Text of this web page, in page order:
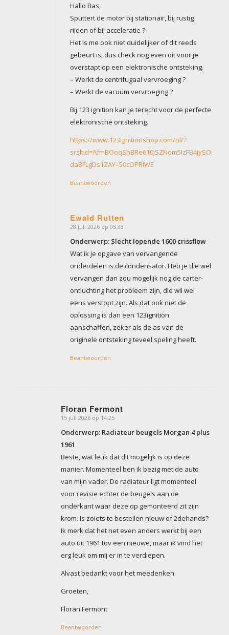
Hallo Bas,
Sputtert de motor bij stationair, bij rustig
rijden of bij acceleratie ?
Het is me ook niet duidelijker of dit reeds
gebeurt is, dus check nog even dit voor je
overstapt op een elektronische ontsteking.
– Werkt de centrifugaal vervroeging ?
– Werkt de vacuüm vervroeging ?
Bij 123 ignition kan je terecht voor de perfecte
elektronische ontsteking.
https://www.123ignitionshop.com/nl/?
srsltid=AfmBOoqShBRe610JSZNom5IzFB4jySOk-
daBFLgDs1ZAY–50cOPRlWE
Beantwoorden
Ewald Rutten
zegt:
28 juli 2026 op 05:38
Onderwerp: Slecht lopende 1600 crissflow
Wat ik je opgave van vervangende
onderdelen is de condensator. Heb je die wel
vervangen dan zou mogelijk nog de carter-
ontluchting het probleem zijn, die wil wel
eens verstopt zijn. Als dat ook niet de
oplossing is dan een 123ignition
aanschaffen, zeker als de as van de
originele ontsteking teveel speling heeft.
Beantwoorden
Floran Fermont
zegt:
15 juli 2026 op 14:25
Onderwerp: Radiateur beugels Morgan 4 plus
1961
Beste, wat leuk dat dit mogelijk is op deze
manier. Momenteel ben ik bezig met de auto
van mijn vader. De radiateur ligt momenteel
voor revisie echter de beugels aan de
onderkant waar deze op gemonteerd zit zijn
krom. Is zoiets te bestellen nieuw of 2dehands?
Ik merk dat het net even anders werkt bij een
auto uit 1961 tov een nieuwe, maar ik vind het
erg leuk om mij er in te verdiepen.
Alvast bedankt voor het meedenken.
Groeten,
Floran Fermont
Beantwoorden